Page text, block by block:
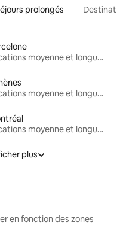
prolongés
Locations moyenne et longue durée
Locations moyenne et longue durée
Locations moyenne et longue durée
plus
en fonction des zones